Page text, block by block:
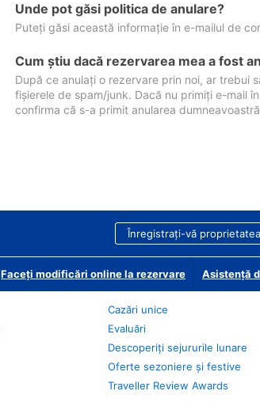
Unde pot găsi politica de anulare?
Puteți găsi această informație în e-mailul de
Cum ştiu dacă rezervarea mea a fost
După ce anulați o rezervare prin noi, ar trebui
fișierele de spam/junk. Dacă nu primiți e-mail
confirma că s-a primit anularea
Înregistrați-vă proprietatea
Faceți modificări online la rezervare Asistență
Cazări unice
Evaluări
Descoperiți sejururile lunare
Oferte sezoniere și festive
Traveller Review Awards